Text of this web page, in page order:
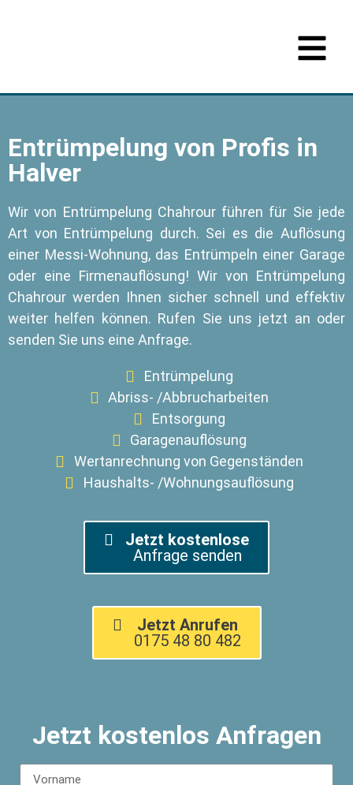
Entrümpelung von Profis in
Halver
Wir von Entrümpelung Chahrour führen für Sie jede
Art von Entrümpelung durch. Sei es die Auflösung
einer Messi-Wohnung, das Entrümpeln einer Garage
oder eine Firmenauflösung! Wir von Entrümpelung
Chahrour werden Ihnen sicher schnell und effektiv
weiter helfen können. Rufen Sie uns jetzt an oder
senden Sie uns eine Anfrage.
Entrümpelung
Abriss- /Abbrucharbeiten
Entsorgung
Garagenauflösung
Wertanrechnung von Gegenständen
Haushalts- /Wohnungsauflösung
Jetzt kostenlose
Anfrage senden
Jetzt Anrufen
0175 48 80 482
Jetzt kostenlos Anfragen